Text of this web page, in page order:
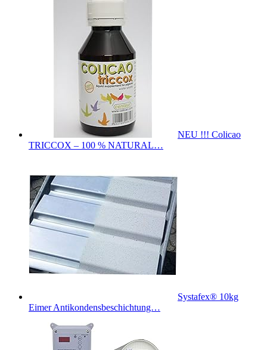
NEU !!! Colicao
TRICCOX – 100 % NATURAL…
Systafex® 10kg
Eimer Antikondensbeschichtung…